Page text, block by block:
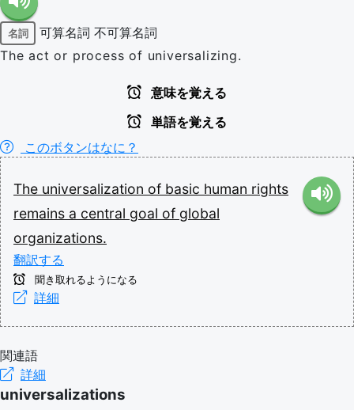
名詞 可算名詞 不可算名詞
The act or process of universalizing.
意味を覚える
単語を覚える
このボタンはなに？
The universalization of basic human rights
remains a central goal of global
organizations.
翻訳する
聞き取れるようになる
詳細
関連語
詳細
universalizations